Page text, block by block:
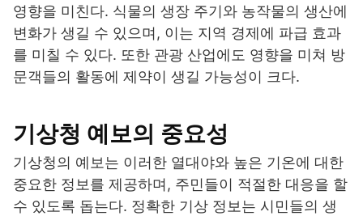
영향을 미친다. 식물의 생장 주기와 농작물의 생산에
변화가 생길 수 있으며, 이는 지역 경제에 파급 효과
를 미칠 수 있다. 또한 관광 산업에도 영향을 미쳐 방
문객들의 활동에 제약이 생길 가능성이 크다.
기상청 예보의 중요성
기상청의 예보는 이러한 열대야와 높은 기온에 대한
중요한 정보를 제공하며, 주민들이 적절한 대응을 할
수 있도록 돕는다. 정확한 기상 정보는 시민들의 생